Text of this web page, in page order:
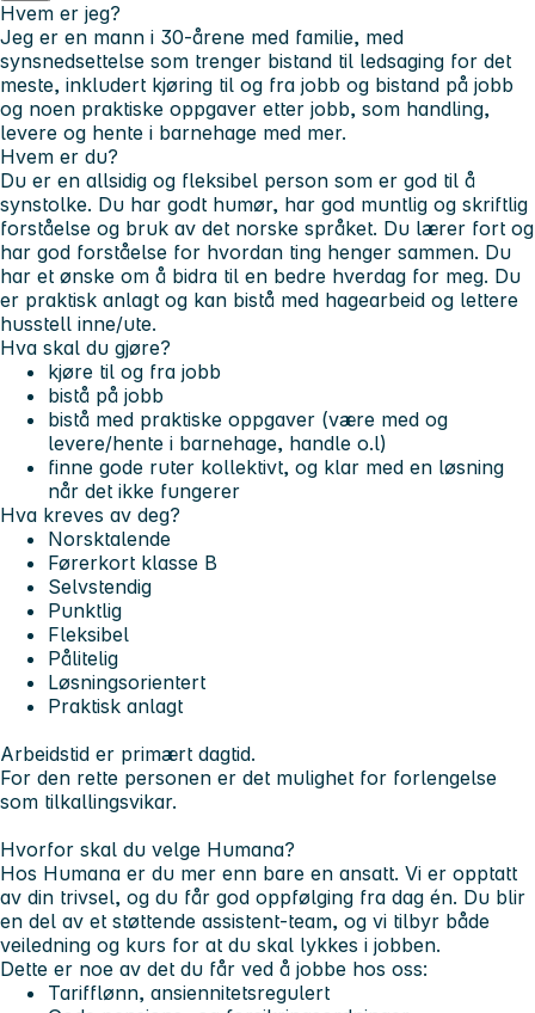
Hvem er jeg?
Jeg er en mann i 30-årene med familie, med
synsnedsettelse som trenger bistand til ledsaging for det
meste, inkludert kjøring til og fra jobb og bistand på jobb
og noen praktiske oppgaver etter jobb, som handling,
levere og hente i barnehage med mer.
Hvem er du?
Du er en allsidig og fleksibel person som er god til å
synstolke. Du har godt humør, har god muntlig og skriftlig
forståelse og bruk av det norske språket. Du lærer fort og
har god forståelse for hvordan ting henger sammen. Du
har et ønske om å bidra til en bedre hverdag for meg. Du
er praktisk anlagt og kan bistå med hagearbeid og lettere
husstell inne/ute.
Hva skal du gjøre?
kjøre til og fra jobb
bistå på jobb
bistå med praktiske oppgaver (være med og
levere/hente i barnehage, handle o.l)
finne gode ruter kollektivt, og klar med en løsning
når det ikke fungerer
Hva kreves av deg?
Norsktalende
Førerkort klasse B
Selvstendig
Punktlig
Fleksibel
Pålitelig
Løsningsorientert
Praktisk anlagt
Arbeidstid er primært dagtid.
For den rette personen er det mulighet for forlengelse
som tilkallingsvikar.
Hvorfor skal du velge Humana?
Hos Humana er du mer enn bare en ansatt. Vi er opptatt
av din trivsel, og du får god oppfølging fra dag én. Du blir
en del av et støttende assistent-team, og vi tilbyr både
veiledning og kurs for at du skal lykkes i jobben.
Dette er noe av det du får ved å jobbe hos oss:
Tarifflønn, ansiennitetsregulert